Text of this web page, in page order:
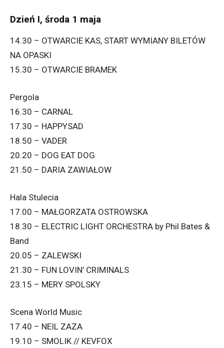
Dzień I, środa 1 maja
14.30 – OTWARCIE KAS, START WYMIANY BILETÓW
NA OPASKI
15.30 – OTWARCIE BRAMEK
Pergola
16.30 – CARNAL
17.30 – HAPPYSAD
18.50 – VADER
20.20 – DOG EAT DOG
21.50 – DARIA ZAWIAŁOW
Hala Stulecia
17.00 – MAŁGORZATA OSTROWSKA
18.30 – ELECTRIC LIGHT ORCHESTRA by Phil Bates &
Band
20.05 – ZALEWSKI
21.30 – FUN LOVIN’ CRIMINALS
23.15 – MERY SPOLSKY
Scena World Music
17.40 – NEIL ZAZA
19.10 – SMOLIK // KEVFOX